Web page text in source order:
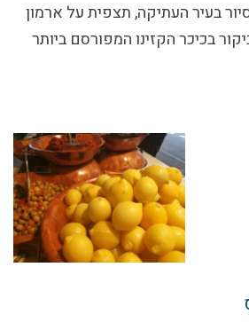
בעיר העתיקה, תצפית על ארמון
בכיכר הקזינו המפורסם ביותר